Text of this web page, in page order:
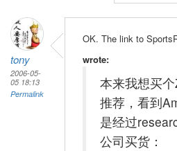
tony
2006-05-
05 18:13
Permalink
OK. The link to
wrote:
本来我想买
推荐，看到
是经过
公司买货：